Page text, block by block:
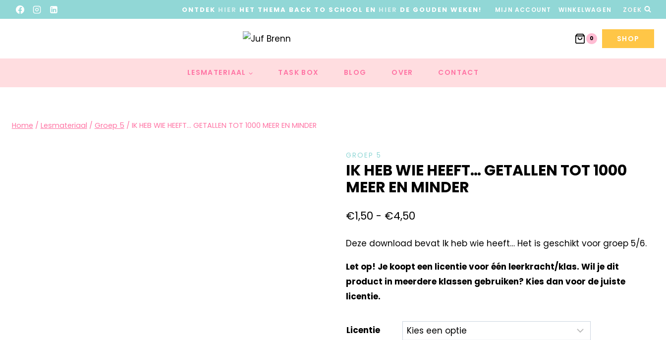
ONTDEK HIER HET THEMA BACK TO SCHOOL EN HIER DE GOUDEN WEKEN! MIJN ACCOUNT WINKELWAGEN ZOEK
0 SHOP
LESMATERIAAL TASK BOX BLOG OVER CONTACT
Home / Lesmateriaal / Groep 5 / IK HEB WIE HEEFT… GETALLEN TOT 1000 MEER EN MINDER
GROEP 5
IK HEB WIE HEEFT… GETALLEN TOT 1000
MEER EN MINDER
€1,50 - €4,50
Deze download bevat Ik heb wie heeft… Het is geschikt voor groep 5/6.
Let op! Je koopt een licentie voor één leerkracht/klas. Wil je dit
product in meerdere klassen gebruiken? Kies dan voor de juiste
licentie.
Licentie